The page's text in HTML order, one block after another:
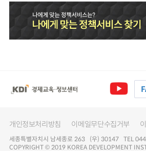
개인정보처리방침 이메일무단수집거부
세종특별자치시 남세종로 263 (우) 30147 TEL
COPYRIGHT © 2019 KOREA DEVELOPMENT